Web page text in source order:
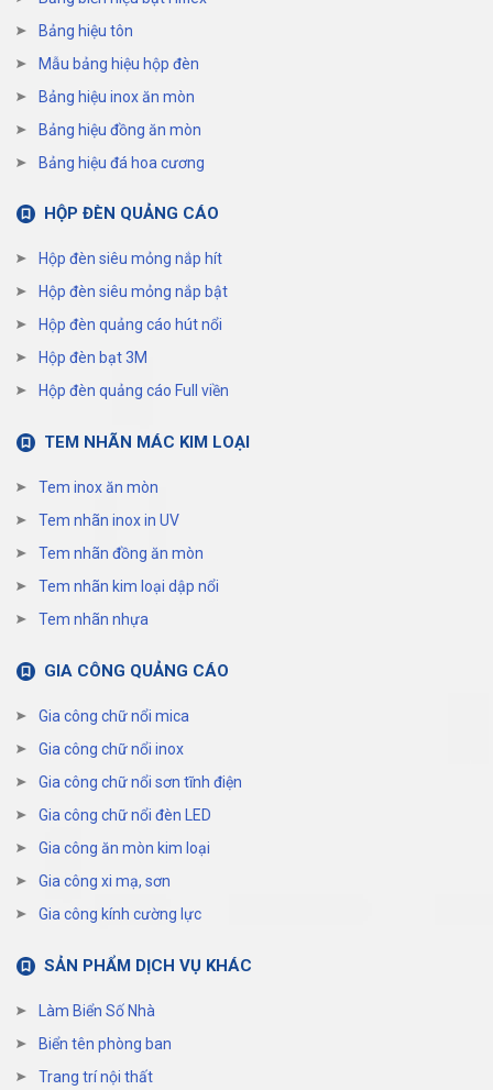
Bảng hiệu tôn
Mẫu bảng hiệu hộp đèn
Bảng hiệu inox ăn mòn
Bảng hiệu đồng ăn mòn
Bảng hiệu đá hoa cương
HỘP ĐÈN QUẢNG CÁO
Hộp đèn siêu mỏng nắp hít
Hộp đèn siêu mỏng nắp bật
Hộp đèn quảng cáo hút nổi
Hộp đèn bạt 3M
Hộp đèn quảng cáo Full viền
TEM NHÃN MÁC KIM LOẠI
Tem inox ăn mòn
Tem nhãn inox in UV
Tem nhãn đồng ăn mòn
Tem nhãn kim loại dập nổi
Tem nhãn nhựa
GIA CÔNG QUẢNG CÁO
Gia công chữ nổi mica
Gia công chữ nổi inox
Gia công chữ nổi sơn tĩnh điện
Gia công chữ nổi đèn LED
Gia công ăn mòn kim loại
Gia công xi mạ, sơn
Gia công kính cường lực
SẢN PHẨM DỊCH VỤ KHÁC
Làm Biển Số Nhà
Biển tên phòng ban
Trang trí nội thất